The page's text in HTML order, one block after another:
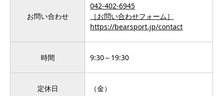
お問い合わせ
042-402-6945
［お問い合わせフォーム］
https://bearsport.jp/contact
時間 9:30～19:30
定休日 （金）